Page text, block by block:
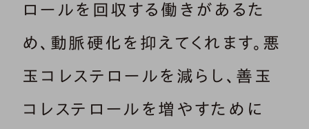
ロールを回収する働きがあるた
め、動脈硬化を抑えてくれます。悪
玉コレステロールを減らし、善玉
コレステロールを増やすために